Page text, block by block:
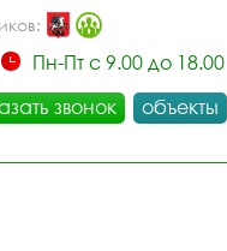
Пн-Пт с 9.00 до 18.00
звонок объекты